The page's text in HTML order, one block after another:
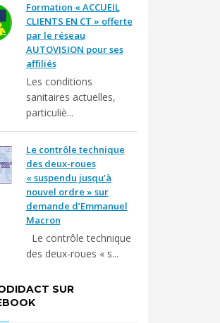
Formation « ACCUEIL
CLIENTS EN CT » offerte
par le réseau
AUTOVISION pour ses
affiliés
Les conditions
sanitaires actuelles,
particuliè...
Le contrôle technique
des deux-roues
« suspendu jusqu’à
nouvel ordre » sur
demande d’Emmanuel
Macron
Le contrôle technique
des deux-roues « s...
SUR